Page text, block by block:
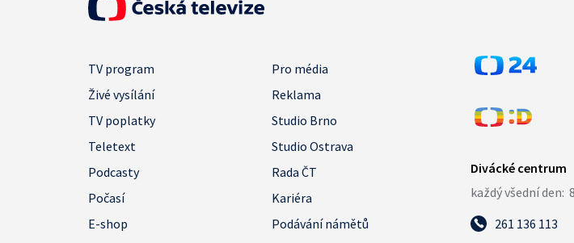
TV program
Pro média
Živé vysílání
Reklama
TV poplatky
Studio Brno
Teletext
Studio Ostrava
Podcasty
Rada ČT
Počasí
Kariéra
E-shop
Podávání námětů
261 136 113